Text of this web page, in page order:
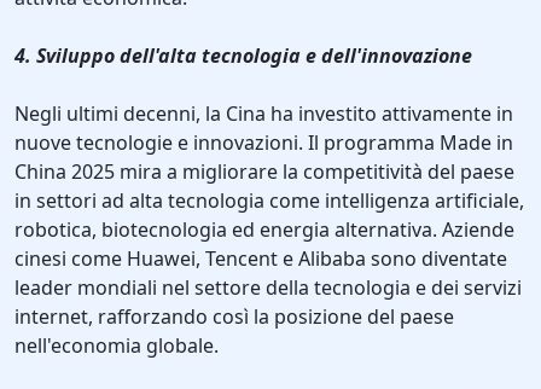
4. Sviluppo dell'alta tecnologia e dell'innovazione
Negli ultimi decenni, la Cina ha investito attivamente in
nuove tecnologie e innovazioni. Il programma Made in
China 2025 mira a migliorare la competitività del paese
in settori ad alta tecnologia come intelligenza artificiale,
robotica, biotecnologia ed energia alternativa. Aziende
cinesi come Huawei, Tencent e Alibaba sono diventate
leader mondiali nel settore della tecnologia e dei servizi
internet, rafforzando così la posizione del paese
nell'economia globale.